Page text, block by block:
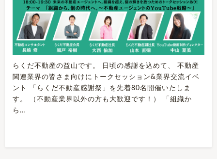
らくだ不動産の益山です。 日頃の感謝を込めて、 不動産
関連業界の皆さま向けにトークセッション&業界交流イベ
ント 「らくだ不動産感謝祭」を先着80名開催いたしま
す。 （不動産業界以外の方も大歓迎です！） 「組織か
ら…